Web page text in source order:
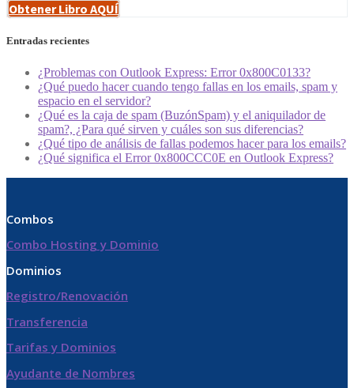
Obtener Libro AQUÍ
Entradas recientes
¿Problemas con Outlook Express: Error 0x800C0133?
¿Qué puedo hacer cuando tengo fallas en los emails, spam y
espacio en el servidor?
¿Qué es la caja de spam (BuzónSpam) y el aniquilador de
spam?, ¿Para qué sirven y cuáles son sus diferencias?
¿Qué tipo de análisis de fallas podemos hacer para los emails?
¿Qué significa el Error 0x800CCC0E en Outlook Express?
Combos
Combo Hosting y Dominio
Dominios
Registro/Renovación
Transferencia
Tarifas y Dominios
Ayudante de Nombres